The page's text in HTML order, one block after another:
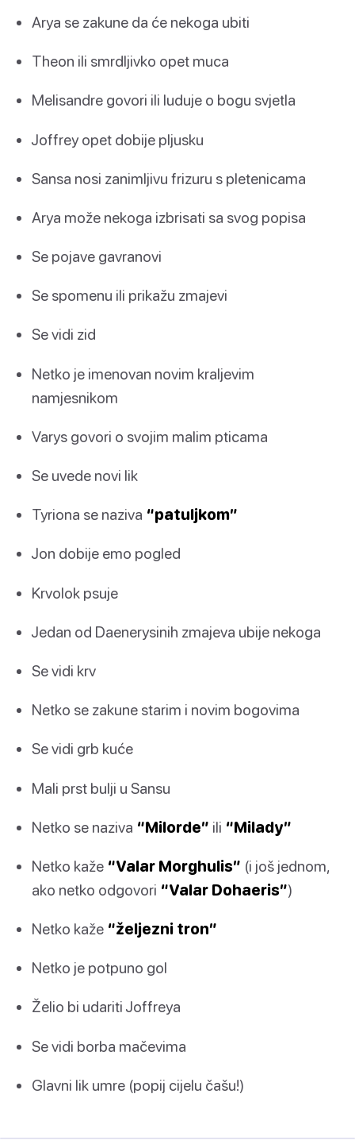
Arya se zakune da će nekoga ubiti
Theon ili smrdljivko opet muca
Melisandre govori ili luduje o bogu svjetla
Joffrey opet dobije pljusku
Sansa nosi zanimljivu frizuru s pletenicama
Arya može nekoga izbrisati sa svog popisa
Se pojave gavranovi
Se spomenu ili prikažu zmajevi
Se vidi zid
Netko je imenovan novim kraljevim
namjesnikom
Varys govori o svojim malim pticama
Se uvede novi lik
Tyriona se naziva “patuljkom”
Jon dobije emo pogled
Krvolok psuje
Jedan od Daenerysinih zmajeva ubije nekoga
Se vidi krv
Netko se zakune starim i novim bogovima
Se vidi grb kuće
Mali prst bulji u Sansu
Netko se naziva “Milorde” ili “Milady”
Netko kaže “Valar Morghulis” (i još jednom,
ako netko odgovori “Valar Dohaeris”)
Netko kaže “željezni tron”
Netko je potpuno gol
Želio bi udariti Joffreya
Se vidi borba mačevima
Glavni lik umre (popij cijelu čašu!)